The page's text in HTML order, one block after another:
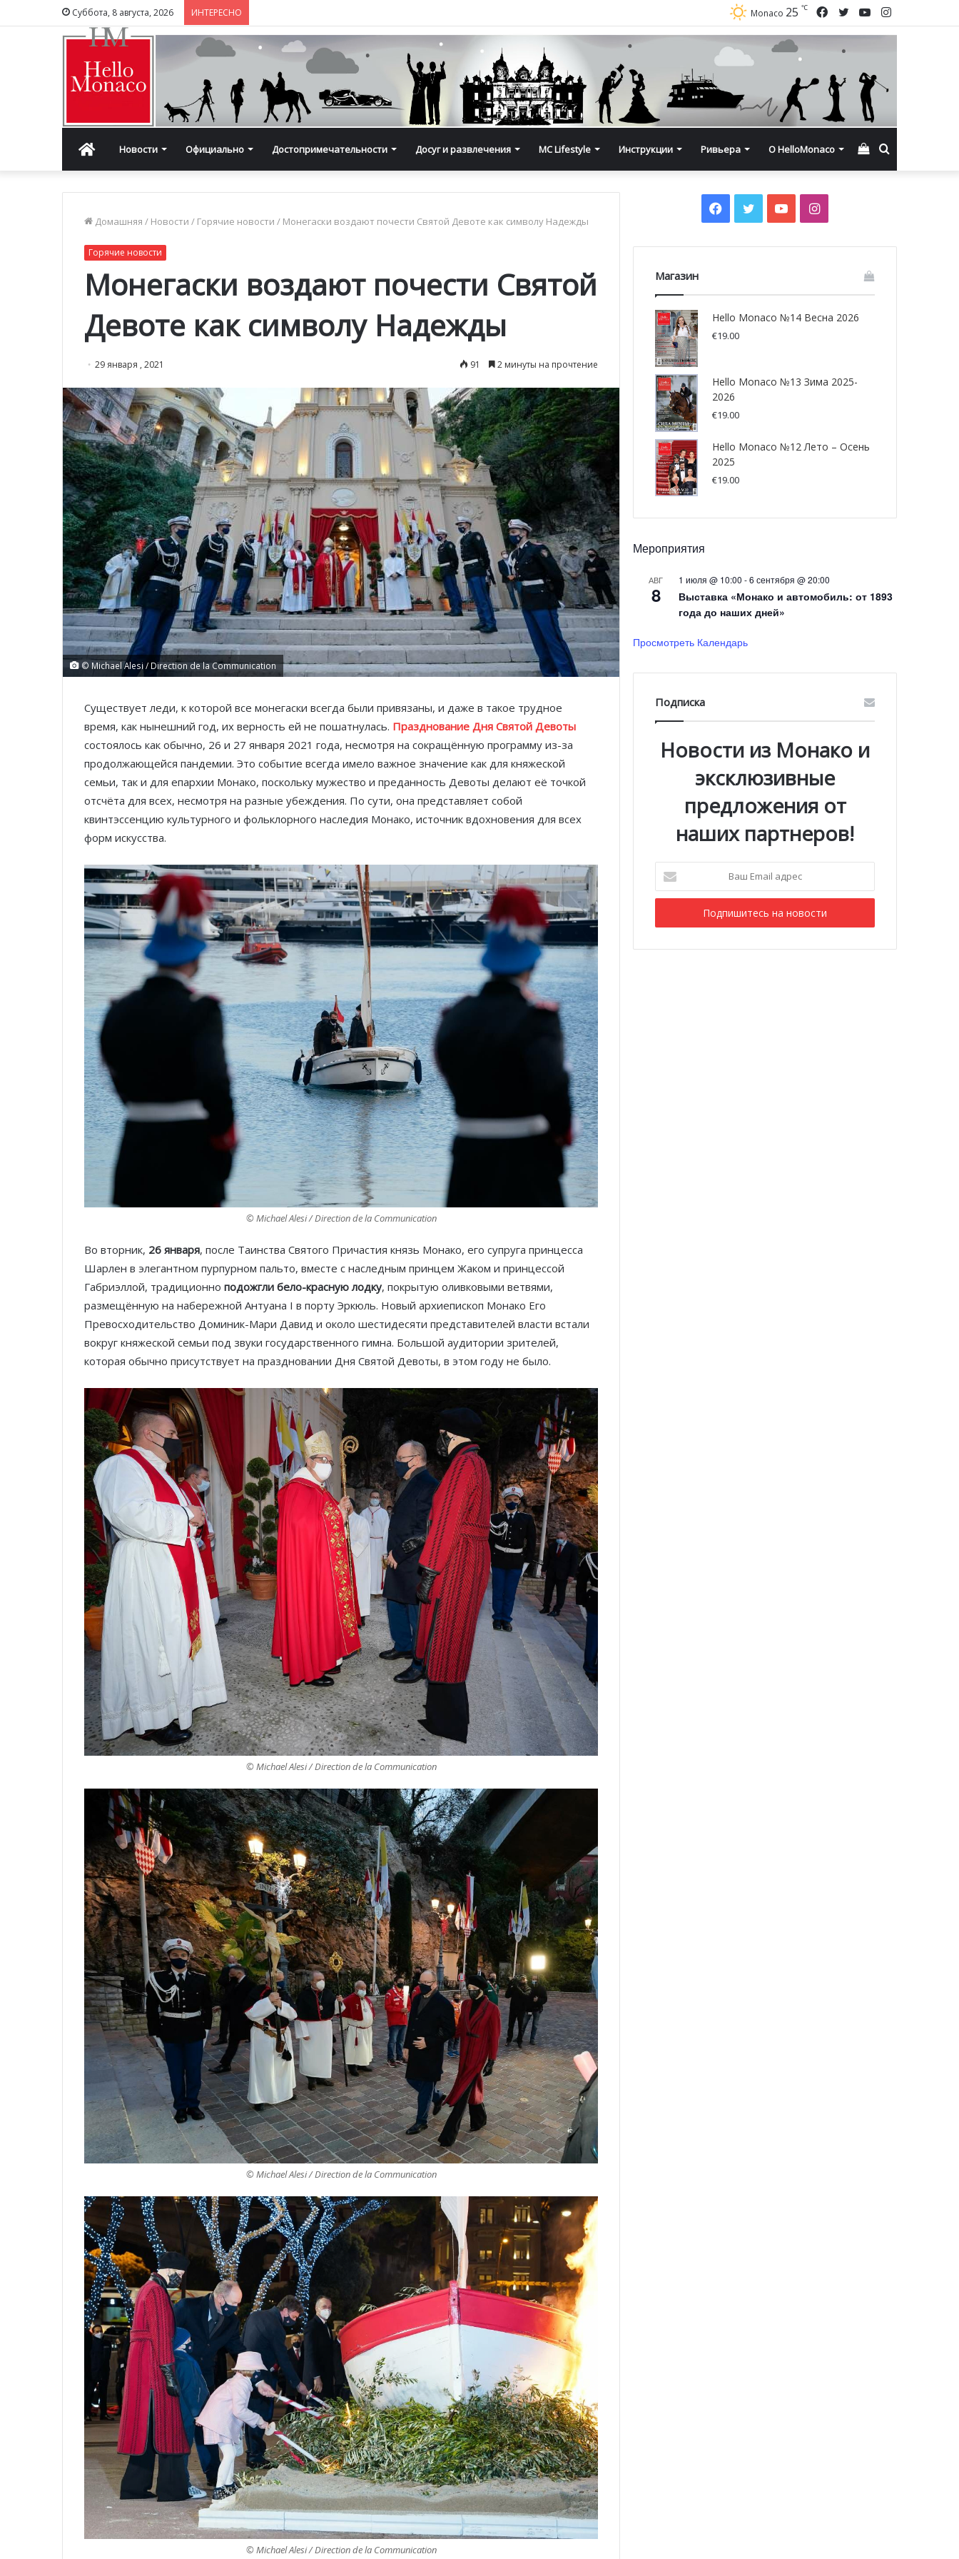
Суббота, 8 августа, 2026 ИНТЕРЕСНО Instagram
YouTube
Twitter
Facebook
Monaco 25 ℃
ГлавнаяНовости Официально Достопримечательности Досуг и развлечения MC Lifestyle Инструкции Ривьера О HelloMonaco Смотреть
Домашняя / Новости / Горячие новости / Монегаски воздают почести Святой Девоте как символу Надежды
Горячие новости
Монегаски воздают почести Святой
Девоте как символу Надежды
29 января , 2021 91 2 минуты на прочтение
© Michael Alesi / Direction de la Communication
Существует леди, к которой все монегаски всегда были привязаны, и даже в такое трудное
время, как нынешний год, их верность ей не пошатнулась. Празднование Дня Святой Девоты
состоялось как обычно, 26 и 27 января 2021 года, несмотря на сокращённую программу из-за
продолжающейся пандемии. Это событие всегда имело важное значение как для княжеской
семьи, так и для епархии Монако, поскольку мужество и преданность Девоты делают её точкой
отсчёта для всех, несмотря на разные убеждения. По сути, она представляет собой
квинтэссенцию культурного и фольклорного наследия Монако, источник вдохновения для всех
форм искусства.
© Michael Alesi / Direction de la Communication
Во вторник, 26 января, после Таинства Святого Причастия князь Монако, его супруга принцесса
Шарлен в элегантном пурпурном пальто, вместе с наследным принцем Жаком и принцессой
Габриэллой, традиционно подожгли бело-красную лодку, покрытую оливковыми ветвями,
размещённую на набережной Антуана I в порту Эркюль. Новый архиепископ Монако Его
Превосходительство Доминик-Мари Давид и около шестидесяти представителей власти встали
вокруг княжеской семьи под звуки государственного гимна. Большой аудитории зрителей,
которая обычно присутствует на праздновании Дня Святой Девоты, в этом году не было.
© Michael Alesi / Direction de la Communication
© Michael Alesi / Direction de la Communication
© Michael Alesi / Direction de la Communication
Facebook
TwitterYouTubeInstagram
Магазин
Hello Monaco №14 Весна 2026
€19.00
Hello Monaco №13 Зима 2025-
2026
€19.00
Hello Monaco №12 Лето – Осень
2025
€19.00
Мероприятия
АВГ
8
1 июля @ 10:00 -6 сентября @ 20:00
Выставка «Монако и автомобиль: от 1893
года до наших дней»
Просмотреть Календарь
Подписка
Новости из Монако и
эксклюзивные
предложения от
наших партнеров!
Email
адрес